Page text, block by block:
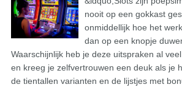
nooit op een gokkast
onmiddellijk hoe het
dan op een knopje
Waarschijnlijk heb je deze uitspraken al
en kreeg je zelfvertrouwen een deuk als je
de tientallen varianten en de lijstjes met